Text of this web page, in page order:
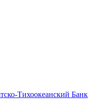
Тихоокеанский Банк